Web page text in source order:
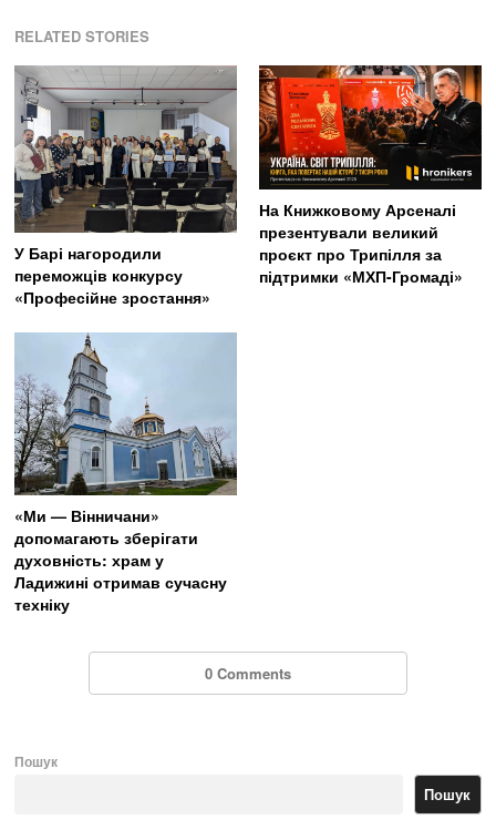
RELATED STORIES
У Барі нагородили
переможців конкурсу
«Професійне зростання»
На Книжковому Арсеналі
презентували великий
проєкт про Трипілля за
підтримки «МХП-Громаді»
«Ми — Вінничани»
допомагають зберігати
духовність: храм у
Ладижині отримав сучасну
техніку
0 Comments
Пошук
Пошук